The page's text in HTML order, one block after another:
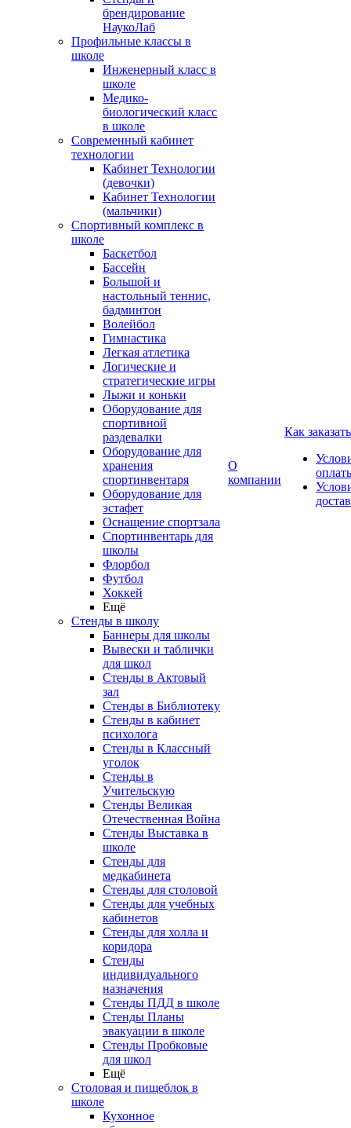
брендирование
НаукоЛаб
Профильные классы в
школе
Инженерный класс в
школе
Медико-
биологический класс
в школе
Современный кабинет
технологии
Кабинет Технологии
(девочки)
Кабинет Технологии
(мальчики)
Спортивный комплекс в
школе
Баскетбол
Бассейн
Большой и
настольный теннис,
бадминтон
Волейбол
Гимнастика
Легкая атлетика
Логические и
стратегические игры
Лыжи и коньки
Оборудование для
спортивной
раздевалки
Оборудование для
хранения
спортинвентаря
Оборудование для
эстафет
Оснащение спортзала
Спортинвентарь для
школы
Флорбол
Футбол
Хоккей
Ещё
Стенды в школу
Баннеры для школы
Вывески и таблички
для школ
Стенды в Актовый
зал
Стенды в Библиотеку
Стенды в кабинет
психолога
Стенды в Классный
уголок
Стенды в
Учительскую
Стенды Великая
Отечественная Война
Стенды Выставка в
школе
Стенды для
медкабинета
Стенды для столовой
Стенды для учебных
кабинетов
Стенды для холла и
коридора
Стенды
индивидуального
назначения
Стенды ПДД в школе
Стенды Планы
эвакуации в школе
Стенды Пробковые
для школ
Ещё
Столовая и пищеблок в
школе
Кухонное
О
компании
Как